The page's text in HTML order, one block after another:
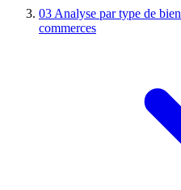
03 Analyse par type de bien
commerces